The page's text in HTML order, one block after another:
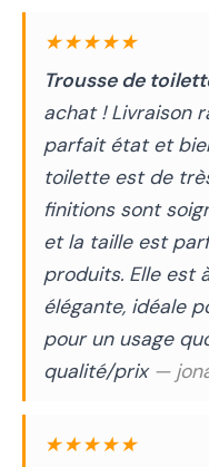
★★★★★
Trousse de
achat ! Livraison
parfait état et
toilette est de
finitions sont
et la taille est
produits. Elle est
élégante, idéale
pour un usage
qualité/prix —
★★★★★